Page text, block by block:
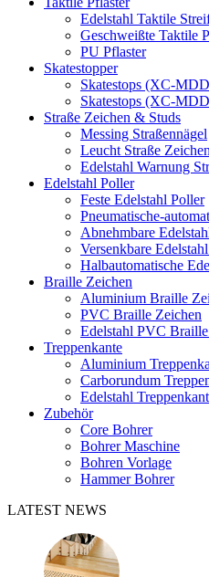
Edelstahl Taktile
Geschweißte Taktile
PU Pflaster
Skatestopper
Skatestops (XC-
Skatestops (XC-
Straße Zeichen & Studs
Messing Straßennägel
Leucht Straße Zeichen
Edelstahl Warnung
Edelstahl Poller
Feste Edelstahl Poller
Pneumatische-
Abnehmbare
Versenkbare
Halbautomatische
Braille Zeichen
Aluminium Braille
PVC Braille Zeichen
Edelstahl PVC
Treppenkante
Aluminium
Carborundum
Edelstahl
Zubehör
Core Bohrer
Bohrer Maschine
Bohren Vorlage
Hammer Bohrer
LATEST NEWS